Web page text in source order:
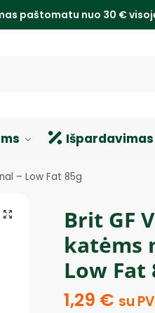
paštomatu nuo 30 €
Išpardavimas
– Low Fat 85g
Brit GF
katėms
Low Fat
1,29 € su